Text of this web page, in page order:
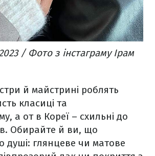
/ Фото з інстаграму Ірам
й майстрині роблять
класиці та
а от в Кореї – схильні до
Обирайте й ви, що
душі: глянцеве чи матове